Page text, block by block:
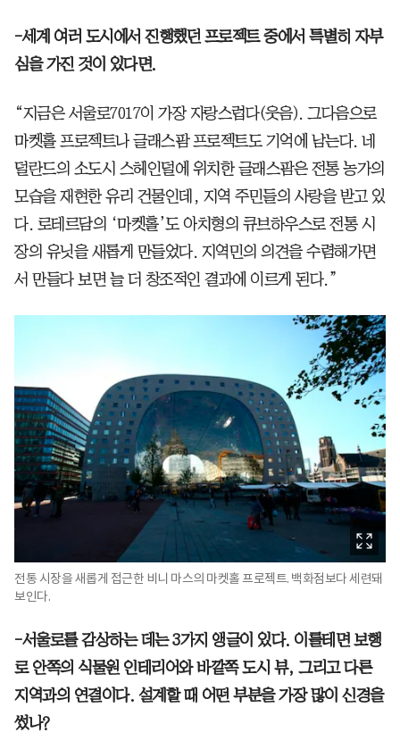
-세계 여러 도시에서 진행했던 프로젝트 중에서 특별히 자부
심을 가진 것이 있다면.
“지금은 서울로7017이 가장 자랑스럽다(웃음). 그다음으로
마켓홀 프로젝트나 글래스팜 프로젝트도 기억에 남는다. 네
덜란드의 소도시 스헤인덜에 위치한 글래스팜은 전통 농가의
모습을 재현한 유리 건물인데, 지역 주민들의 사랑을 받고 있
다. 로테르담의 ‘마켓홀’도 아치형의 큐브하우스로 전통 시
장의 유닛을 새롭게 만들었다. 지역민의 의견을 수렴해가면
서 만들다 보면 늘 더 창조적인 결과에 이르게 된다.”
전통 시장을 새롭게 접근한 비니 마스의 마켓홀 프로젝트. 백화점보다 세련돼
보인다.
-서울로를 감상하는 데는 3가지 앵글이 있다. 이를테면 보행
로 안쪽의 식물원 인테리어와 바깥쪽 도시 뷰, 그리고 다른
지역과의 연결이다. 설계할 때 어떤 부분을 가장 많이 신경을
썼나?